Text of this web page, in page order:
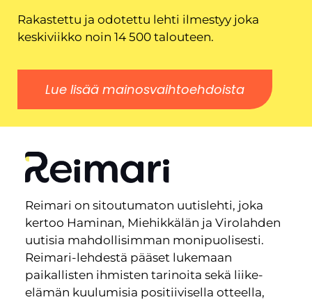
Rakastettu ja odotettu lehti ilmestyy joka
keskiviikko noin 14 500 talouteen.
Lue lisää mainosvaihtoehdoista
Reimari on sitoutumaton uutislehti, joka
kertoo Haminan, Miehikkälän ja Virolahden
uutisia mahdollisimman monipuolisesti.
Reimari-lehdestä pääset lukemaan
paikallisten ihmisten tarinoita sekä liike-
elämän kuulumisia positiivisella otteella,